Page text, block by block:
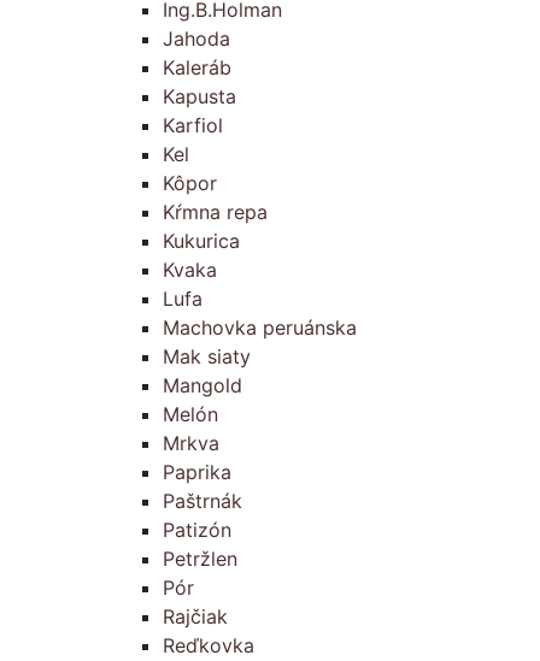
Ing.B.Holman
Jahoda
Kaleráb
Kapusta
Karfiol
Kel
Kôpor
Kŕmna repa
Kukurica
Kvaka
Lufa
Machovka peruánska
Mak siaty
Mangold
Melón
Mrkva
Paprika
Paštrnák
Patizón
Petržlen
Pór
Rajčiak
Reďkovka